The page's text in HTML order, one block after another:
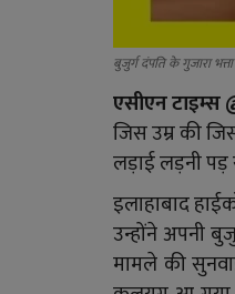
बुजुर्ग दंपति के गुजारा
एसीएन टाइम्स
जिस उम्र की
लड़ाई लड़नी पड़
इलाहाबाद
उन्होंने अपनी
मामले की